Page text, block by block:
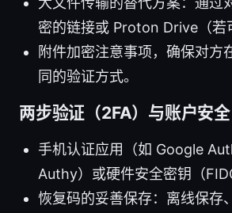
密的链接或 Proton Drive（若
附件加密注意事项，确保对方
同的验证方式。
两步验证（2FA）与账户安全
手机认证应用（如 Google
Authy）或硬件安全密钥（
恢复码的妥善保存：离线保存